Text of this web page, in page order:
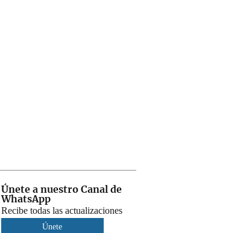
Únete a nuestro Canal de
WhatsApp
Recibe todas las actualizaciones
Únete